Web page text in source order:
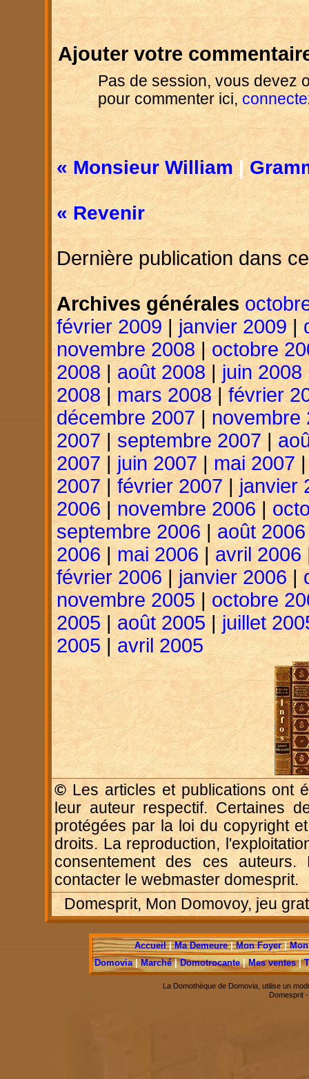
Ajouter votre
Pas de session, vous devez
pour commenter ici,
« Monsieur William |
« Revenir
Dernière publication dans
Archives générales
février 2009 |janvier 2009|
novembre 2008| octobre
2008| août 2008 |juin 2008
2008| mars 2008| février
décembre 2007| novembre
2007|septembre 2007 |
2007 | juin 2007| mai 2007
2007|février 2007| janvier
2006| novembre 2006|
septembre 2006|août 2006
2006|mai 2006|avril 2006
février 2006| janvier 2006 |
novembre 2005 | octobre
2005| août 2005 | juillet
2005| avril 2005
© Les articles et publications ont
leur auteur respectif. Certaines
protégées par la loi du copyright
droits. La reproduction,
consentement des ces auteurs.
contacter le webmaster domesprit.
Domesprit, Mon Domovoy, jeu
Accueil|Ma Demeure|Mon Foyer|
Domovia|Marché|Domotrocante|Mes ventes|
La Domothèque de Domovia, utilise un
Domesprit